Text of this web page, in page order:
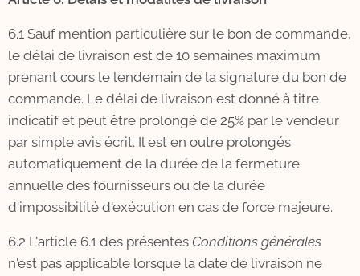
6.1 Sauf mention particulière sur le bon de commande,
le délai de livraison est de 10 semaines maximum
prenant cours le lendemain de la signature du bon de
commande. Le délai de livraison est donné à titre
indicatif et peut être prolongé de 25% par le vendeur
par simple avis écrit. Il est en outre prolongés
automatiquement de la durée de la fermeture
annuelle des fournisseurs ou de la durée
d'impossibilité d'exécution en cas de force majeure.
6.2 L'article 6.1 des présentes Conditions générales
n'est pas applicable lorsque la date de livraison ne